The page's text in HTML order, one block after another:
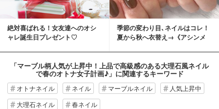
絶対喜ばれる！女友達へのオシ
ャレ誕生日プレゼント♡
季節の変わり目､ネイルはコレ！
夏から秋へ衣替え→《アシンメ
「マーブル柄人気が上昇中！上品で高級感のある大理石風ネイル
で春のオトナ女子計画♪」 に関連するキーワード
オトナネイル ネイル マーブルネイル
人気上昇中
大理石ネイル
春ネイル